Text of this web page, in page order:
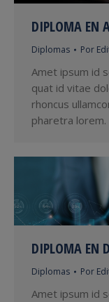
DIPLOMA EN
Diplomas Por
Amet ipsum id
quat id vitae
rhoncus
pharetra lorem.
DIPLOMA EN
Diplomas Por
Amet ipsum id